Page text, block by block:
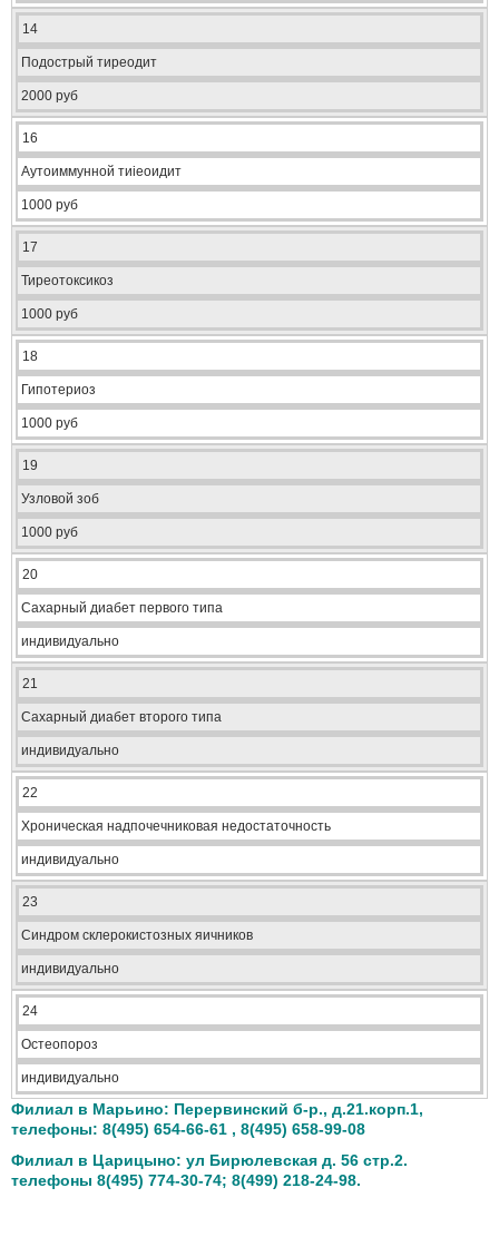
14
Подострый тиреодит
2000 руб
16
Аутоиммунной тиіеоидит
1000 руб
17
Тиреотоксикоз
1000 руб
18
Гипотериоз
1000 руб
19
Узловой зоб
1000 руб
20
Сахарный диабет первого типа
индивидуально
21
Сахарный диабет второго типа
индивидуально
22
Хроническая надпочечниковая недостаточность
индивидуально
23
Синдром склерокистозных яичников
индивидуально
24
Остеопороз
индивидуально
Филиал в Марьино: Перервинский б-р., д.21.корп.1,
телефоны: 8(495) 654-66-61 , 8(495) 658-99-08
Филиал в Царицыно: ул Бирюлевская д. 56 стр.2.
телефоны 8(495) 774-30-74; 8(499) 218-24-98.